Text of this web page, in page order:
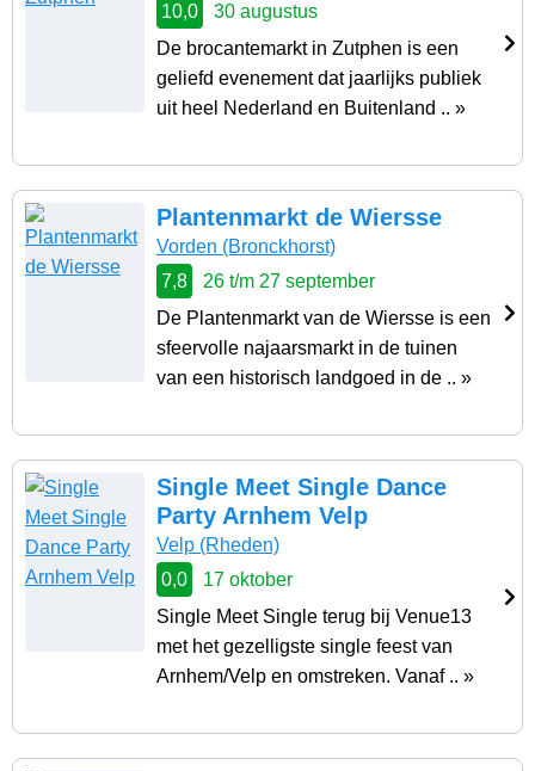
10,0
30 augustus
De brocantemarkt in Zutphen is een
geliefd evenement dat jaarlijks publiek
uit heel Nederland en Buitenland .. »
Plantenmarkt de Wiersse
Vorden (Bronckhorst)
7,8
26 t/m 27 september
De Plantenmarkt van de Wiersse is een
sfeervolle najaarsmarkt in de tuinen
van een historisch landgoed in de .. »
Single Meet Single Dance
Party Arnhem Velp
Velp (Rheden)
0,0
17 oktober
Single Meet Single terug bij Venue13
met het gezelligste single feest van
Arnhem/Velp en omstreken. Vanaf .. »